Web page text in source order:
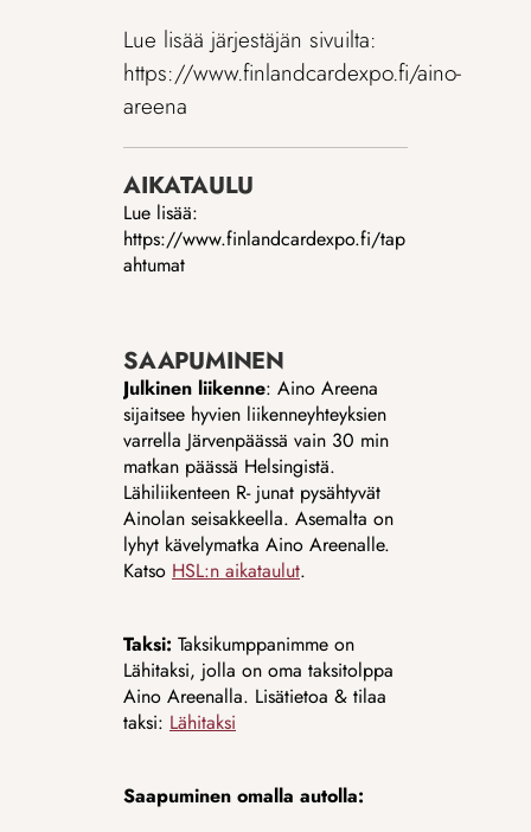
Lue lisää järjestäjän sivuilta:
https://www.finlandcardexpo.fi/aino-
areena
AIKATAULU
Lue lisää:
https://www.finlandcardexpo.fi/tap
ahtumat
SAAPUMINEN
Julkinen liikenne: Aino Areena
sijaitsee hyvien liikenneyhteyksien
varrella Järvenpäässä vain 30 min
matkan päässä Helsingistä.
Lähiliikenteen R- junat pysähtyvät
Ainolan seisakkeella. Asemalta on
lyhyt kävelymatka Aino Areenalle.
Katso HSL:n aikataulut.
Taksi: Taksikumppanimme on
Lähitaksi, jolla on oma taksitolppa
Aino Areenalla. Lisätietoa & tilaa
taksi: Lähitaksi
Saapuminen omalla autolla: